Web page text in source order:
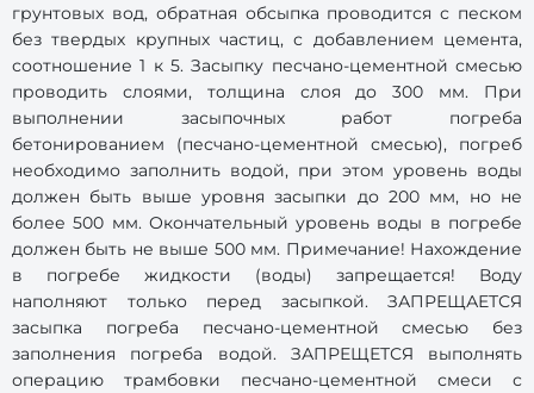
грунтовых вод, обратная обсыпка проводится с песком
без твердых крупных частиц, с добавлением цемента,
соотношение 1 к 5. Засыпку песчано-цементной смесью
проводить слоями, толщина слоя до 300 мм. При
выполнении засыпочных работ погреба
бетонированием (песчано-цементной смесью), погреб
необходимо заполнить водой, при этом уровень воды
должен быть выше уровня засыпки до 200 мм, но не
более 500 мм. Окончательный уровень воды в погребе
должен быть не выше 500 мм. Примечание! Нахождение
в погребе жидкости (воды) запрещается! Воду
наполняют только перед засыпкой. ЗАПРЕЩАЕТСЯ
засыпка погреба песчано-цементной смесью без
заполнения погреба водой. ЗАПРЕЩЕТСЯ выполнять
операцию трамбовки песчано-цементной смеси с